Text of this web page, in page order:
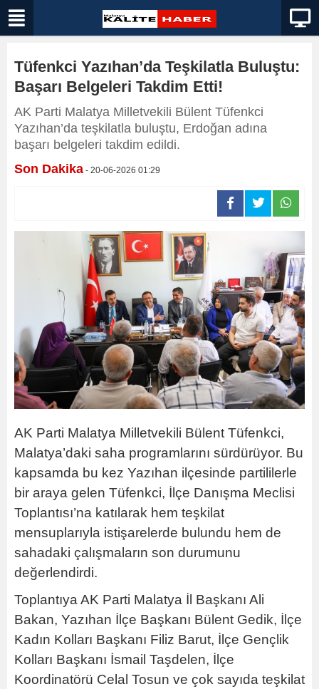
Tüfenkci Yazıhan’da Teşkilatla Buluştu:
Başarı Belgeleri Takdim Etti!
AK Parti Malatya Milletvekili Bülent Tüfenkci
Yazıhan’da teşkilatla buluştu, Erdoğan adına
başarı belgeleri takdim edildi.
Son Dakika - 20-06-2026 01:29
AK Parti Malatya Milletvekili Bülent Tüfenkci,
Malatya’daki saha programlarını sürdürüyor. Bu
kapsamda bu kez Yazıhan ilçesinde partililerle
bir araya gelen Tüfenkci, İlçe Danışma Meclisi
Toplantısı’na katılarak hem teşkilat
mensuplarıyla istişarelerde bulundu hem de
sahadaki çalışmaların son durumunu
değerlendirdi.
Toplantıya AK Parti Malatya İl Başkanı Ali
Bakan, Yazıhan İlçe Başkanı Bülent Gedik, İlçe
Kadın Kolları Başkanı Filiz Barut, İlçe Gençlik
Kolları Başkanı İsmail Taşdelen, İlçe
Koordinatörü Celal Tosun ve çok sayıda teşkilat